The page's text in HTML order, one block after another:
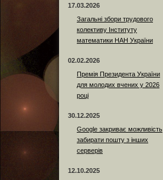
17.03.2026
Загальні збори трудового
колективу Інституту
математики НАН України
02.02.2026
Премія Президента України
для молодих вчених у 2026
році
30.12.2025
Google закриває можливість
забирати пошту з інших
серверів
12.10.2025